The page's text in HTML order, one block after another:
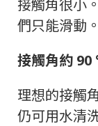
接觸角很小。
們只能滑動。
接觸角約 90
理想的接觸
仍可用水清